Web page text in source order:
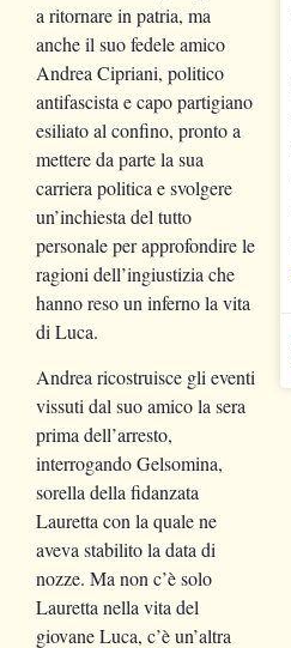
a ritornare in patria, ma
anche il suo fedele amico
Andrea Cipriani, politico
antifascista e capo partigiano
esiliato al confino, pronto a
mettere da parte la sua
carriera politica e svolgere
un’inchiesta del tutto
personale per approfondire le
ragioni dell’ingiustizia che
hanno reso un inferno la vita
di Luca.
Andrea ricostruisce gli eventi
vissuti dal suo amico la sera
prima dell’arresto,
interrogando Gelsomina,
sorella della fidanzata
Lauretta con la quale ne
aveva stabilito la data di
nozze. Ma non c’è solo
Lauretta nella vita del
giovane Luca, c’è un’altra